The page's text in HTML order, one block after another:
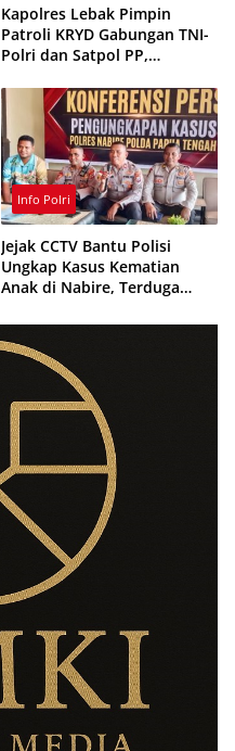
Kapolres Lebak Pimpin
Patroli KRYD Gabungan TNI-
Polri dan Satpol PP,
Balap Liar
Info Polri
Jejak CCTV Bantu Polisi
Ungkap Kasus Kematian
Anak di Nabire, Terduga
Jam